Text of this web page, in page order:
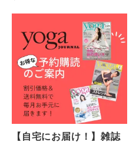
【自宅にお届け！】雑誌